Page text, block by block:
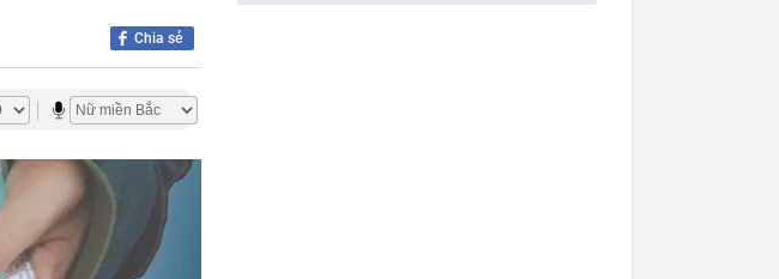
- Thợ lâu
tiền mặt”
Chia sẻ